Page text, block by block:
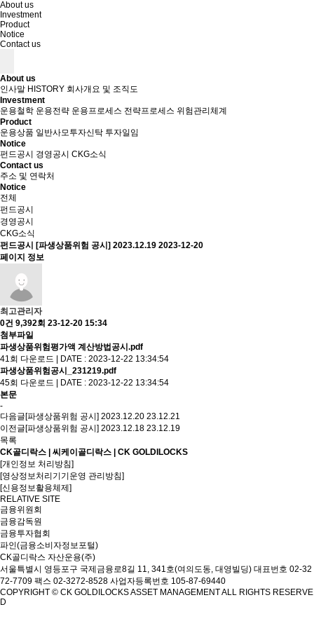
About us
Investment
Product
Notice
Contact us
About us
인사말 HISTORY 회사개요 및 조직도
Investment
운용철학 운용전략 운용프로세스 전략프로세스 위험관리체계
Product
운용상품 일반사모투자신탁 투자일임
Notice
펀드공시
경영공시 CKG소식
Contact us
주소 및 연락처
Notice
전체
펀드공시
경영공시
CKG소식
펀드공시
[파생상품위험 공시] 2023.12.19 2023-12-20
페이지 정보
최고관리자
0건 9,392회 23-12-20 15:34
첨부파일
파생상품위험평가액 계산방법공시.pdf
41회 다운로드 | DATE : 2023-12-22 13:34:54
파생상품위험공시_231219.pdf
45회 다운로드 | DATE : 2023-12-22 13:34:54
본문
-
다음글[파생상품위험 공시] 2023.12.20 23.12.21
이전글[파생상품위험 공시] 2023.12.18 23.12.19
목록
CK골디락스 | 씨케이골디락스 | CK GOLDILOCKS
[개인정보 처리방침]
[영상정보처리기기운영 관리방침]
[신용정보활용체제]
RELATIVE SITE
금융위원회
금융감독원
금융투자협회
파인(금융소비자정보포털)
CK골디락스 자산운용(주)
서울특별시 영등포구 국제금융로8길 11, 341호(여의도동, 대영빌딩) 대표번호 02-32
72-7709 팩스 02-3272-8528 사업자등록번호 105-87-69440
COPYRIGHT © CK GOLDILOCKS ASSET MANAGEMENT ALL RIGHTS RESERVE
D